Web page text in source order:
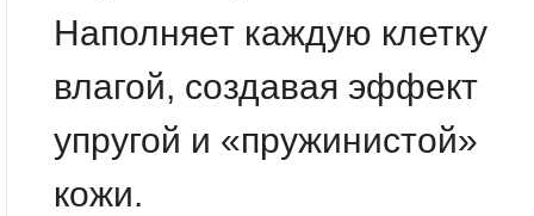
Наполняет каждую клетку
влагой, создавая эффект
упругой и «пружинистой»
кожи.